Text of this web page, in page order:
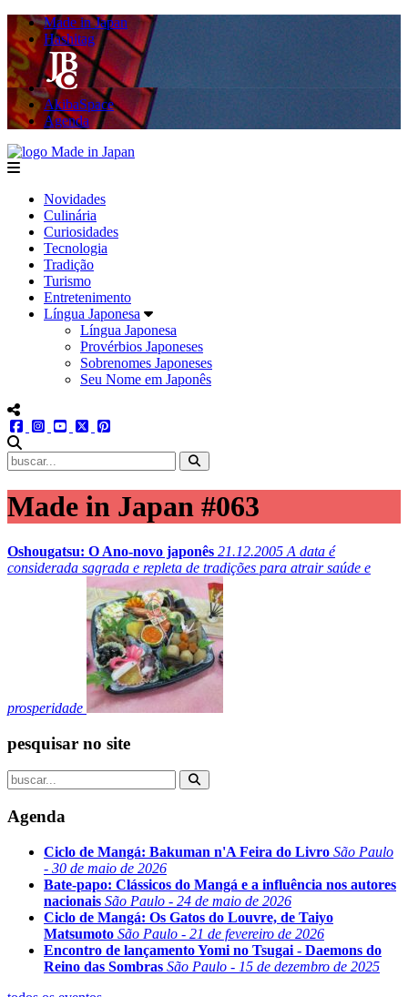
Made in Japan
Hashitag
AkibaSpace
Agenda
menu
Novidades
Culinária
Curiosidades
Tecnologia
Tradição
Turismo
Entretenimento
Língua Japonesa
Língua Japonesa
Provérbios Japoneses
Sobrenomes Japoneses
Seu Nome em Japonês
menu redes social
facebookinstagram
youtube
twitter
Made in Japan #063
Oshougatsu: O Ano-novo japonês 21.12.2005 A data é
considerada sagrada e repleta de tradições para atrair saúde e
prosperidade
pesquisar no site
Agenda
Ciclo de Mangá: Bakuman n'A Feira do Livro São Paulo
- 30 de maio de 2026
Bate-papo: Clássicos do Mangá e a influência nos autores
nacionais São Paulo - 24 de maio de 2026
Ciclo de Mangá: Os Gatos do Louvre, de Taiyo
Matsumoto São Paulo - 21 de fevereiro de 2026
Encontro de lançamento Yomi no Tsugai - Daemons do
Reino das Sombras São Paulo - 15 de dezembro de 2025